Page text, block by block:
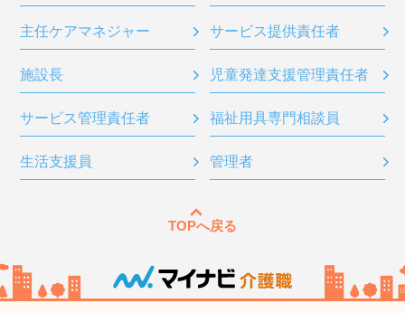
主任ケアマネジャー サービス提供責任者
施設長 児童発達支援管理責任者
サービス管理責任者 福祉用具専門相談員
生活支援員 管理者
TOPへ戻る